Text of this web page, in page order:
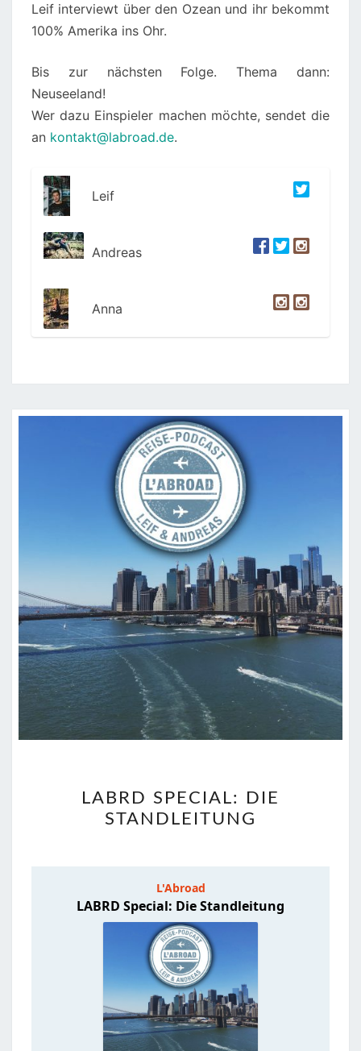
Leif interviewt über den Ozean und ihr bekommt
100% Amerika ins Ohr.
Bis zur nächsten Folge. Thema dann:
Neuseeland!
Wer dazu Einspieler machen möchte, sendet die
an kontakt@labroad.de.
Leif
Andreas
Anna
SPECIAL:
DIE
LABRD SPECIAL: DIE
STANDLEITUNG